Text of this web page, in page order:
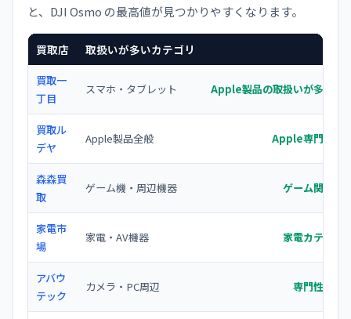
と、DJI Osmo の最高値が見つかりやすくなります。
買取店 取扱いが多いカテゴリ
買取一
丁目
スマホ・タブレット Apple製品の取扱いが多く宅
買取ル
デヤ
Apple製品全般 Apple専門で査
森森買
取
ゲーム機・周辺機器 ゲーム関連の
家電市
場
家電・AV機器 家電カテゴリ
アバウ
テック
カメラ・PC周辺 専門性の高